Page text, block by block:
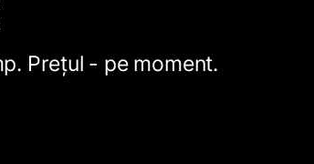
Prețul - pe moment.